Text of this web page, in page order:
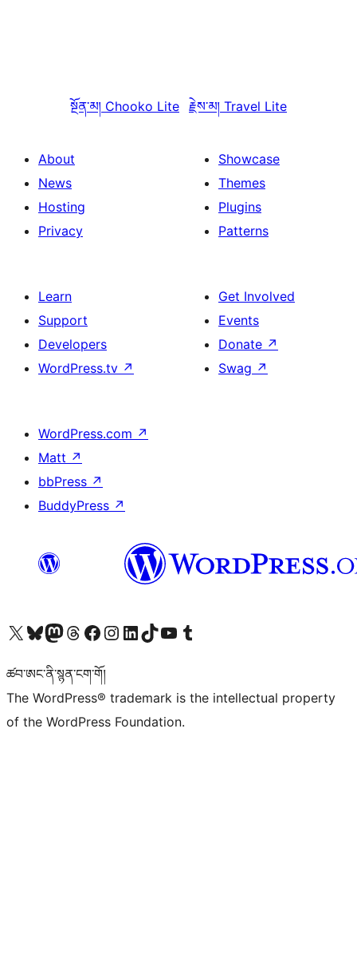
སྔོན་མ། Chooko Lite རྗེས་མ། Travel Lite
About
News
Hosting
Privacy
Showcase
Themes
Plugins
Patterns
Learn
Support
Developers
WordPress.tv ↗
Get Involved
Events
Donate ↗
Swag ↗
WordPress.com ↗
Matt ↗
bbPress ↗
BuddyPress ↗
Visit our X (formerly Twitter) account
Visit our Bluesky account
Visit our Mastodon account
Visit our Threads account
Visit our Facebook page
Visit our Instagram account
Visit our LinkedIn account
Visit our TikTok account
Visit our YouTube channel
Visit our Tumblr account
ཚབ་ཨང་ནི་སྙན་ངག་གོ།
The WordPress® trademark is the intellectual property
of the WordPress Foundation.